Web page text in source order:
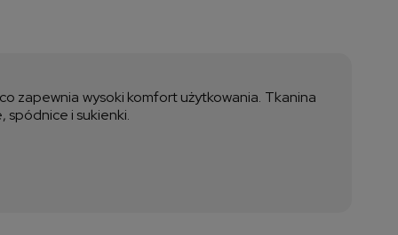
zapewnia wysoki komfort użytkowania. Tkanina
spódnice i sukienki.